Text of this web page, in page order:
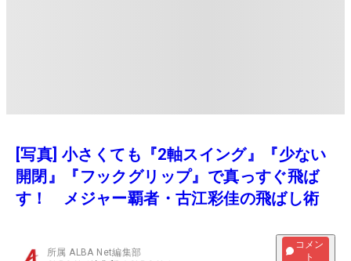
[写真] 小さくても『2軸スイング』『少ない
開閉』『フックグリップ』で真っすぐ飛ば
す！ メジャー覇者・古江彩佳の飛ばし術
所属ALBA Net編集部
コメン
ト